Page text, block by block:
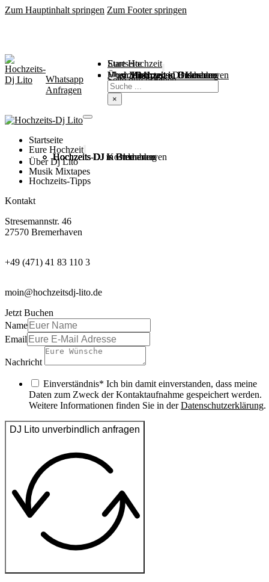
Zum Hauptinhalt springen Zum Footer springen
Startseite
Eure Hochzeit
Hochzeit in Bremen
Hochzeit in Bremerhaven
Hochzeit in Cuxhaven
Hochzeit in Oldenburg
Hochzeits-DJ Kosten
Über Mich
Music / Mixtapes
Hochzeitstipps
Seite durchsuchen
Suchen
×
Whatsapp
Anfragen
Startseite
Eure Hochzeit
Hochzeits DJ in Bremen
Hochzeits DJ in Bremerhaven
Hochzeits DJ in Cuxhaven
Hochzeits DJ in Oldenburg
Hochzeits-DJ Kosten
Über Dj Lito
Musik Mixtapes
Hochzeits-Tipps
Kontakt
Stresemannstr. 46
27570 Bremerhaven
+49 (471) 41 83 110 3
moin@hochzeitsdj-lito.de
Jetzt Buchen
Name
Email
Nachricht
Einverständnis* Ich bin damit einverstanden, dass meine
Daten zum Zweck der Kontaktaufnahme gespeichert werden.
Weitere Informationen finden Sie in derDatenschutzerklärung.
DJ Lito unverbindlich anfragen